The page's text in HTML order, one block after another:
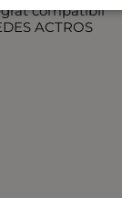
compatibil
ACTROS